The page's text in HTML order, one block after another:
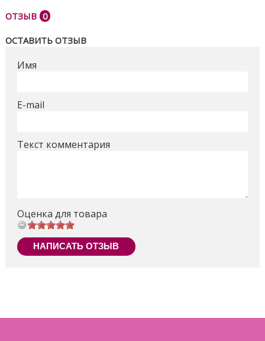
Розміри ящика - 69*14*64см
Поделиться
ОТЗЫВ 0
ОСТАВИТЬ ОТЗЫВ
Имя
E-mail
Текст комментария
Оценка для товара
НАПИСАТЬ ОТЗЫВ